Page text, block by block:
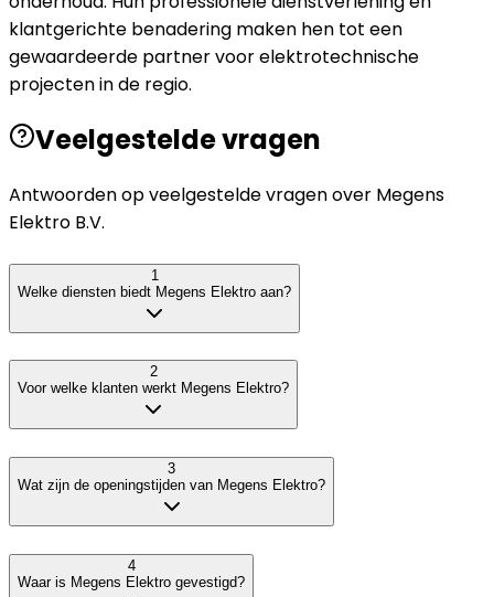
klantgerichte benadering maken hen tot een
gewaardeerde partner voor elektrotechnische
projecten in de regio.
Veelgestelde vragen
Antwoorden op veelgestelde vragen over Megens
Elektro B.V.
1
Welke diensten biedt Megens Elektro aan?
2
Voor welke klanten werkt Megens Elektro?
3
Wat zijn de openingstijden van Megens Elektro?
4
Waar is Megens Elektro gevestigd?